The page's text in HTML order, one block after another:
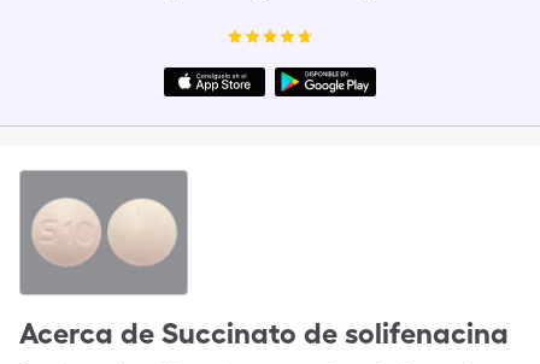
Acerca de Succinato de solifenacina